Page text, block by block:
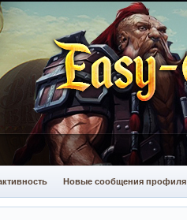
Новые сообщения профиля